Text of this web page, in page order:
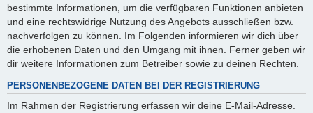
bestimmte Informationen, um die verfügbaren Funktionen anbieten
und eine rechtswidrige Nutzung des Angebots ausschließen bzw.
nachverfolgen zu können. Im Folgenden informieren wir dich über
die erhobenen Daten und den Umgang mit ihnen. Ferner geben wir
dir weitere Informationen zum Betreiber sowie zu deinen Rechten.
PERSONENBEZOGENE DATEN BEI DER REGISTRIERUNG
Im Rahmen der Registrierung erfassen wir deine E-Mail-Adresse.